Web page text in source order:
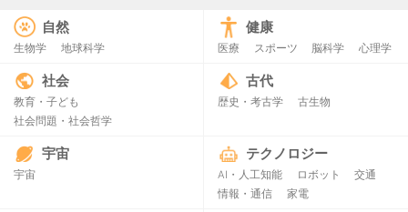
自然
生物学 地球科学
健康
医療 スポーツ 脳科学 心理学
社会
教育・子ども
社会問題・社会哲学
古代
歴史・考古学 古生物
宇宙
宇宙
テクノロジー
AI・人工知能 ロボット
交通
情報・通信
家電